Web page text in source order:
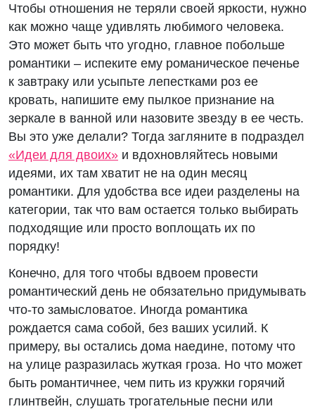
Чтобы отношения не теряли своей яркости, нужно
как можно чаще удивлять любимого человека.
Это может быть что угодно, главное побольше
романтики – испеките ему романическое печенье
к завтраку или усыпьте лепестками роз ее
кровать, напишите ему пылкое признание на
зеркале в ванной или назовите звезду в ее честь.
Вы это уже делали? Тогда загляните в подраздел
«Идеи для двоих» и вдохновляйтесь новыми
идеями, их там хватит не на один месяц
романтики. Для удобства все идеи разделены на
категории, так что вам остается только выбирать
подходящие или просто воплощать их по
порядку!
Конечно, для того чтобы вдвоем провести
романтический день не обязательно придумывать
что-то замысловатое. Иногда романтика
рождается сама собой, без ваших усилий. К
примеру, вы остались дома наедине, потому что
на улице разразилась жуткая гроза. Но что может
быть романтичнее, чем пить из кружки горячий
глинтвейн, слушать трогательные песни или